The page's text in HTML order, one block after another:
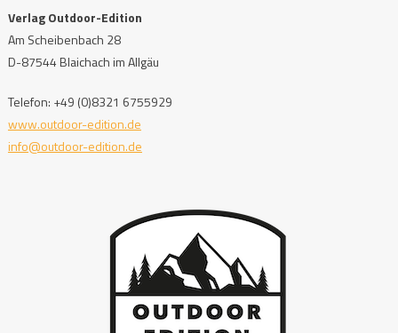
Verlag Outdoor-Edition
Am Scheibenbach 28
D-87544 Blaichach im Allgäu
Telefon: +49 (0)8321 6755929
www.outdoor-edition.de
info@outdoor-edition.de